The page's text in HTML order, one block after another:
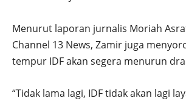
Menurut laporan jurnalis Moriah
Channel 13 News, Zamir juga
tempur IDF akan segera menurun
“Tidak lama lagi, IDF tidak akan lagi